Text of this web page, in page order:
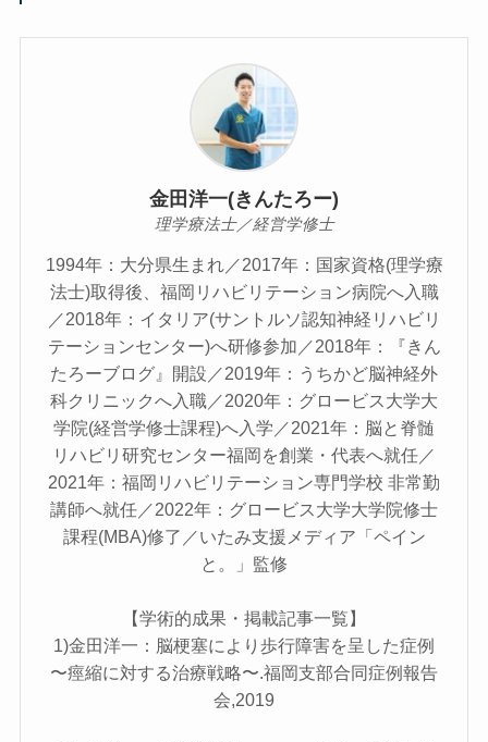
金田洋一(きんたろー)
理学療法士／経営学修士
1994年：大分県生まれ／2017年：国家資格(理学療
法士)取得後、福岡リハビリテーション病院へ入職
／2018年：イタリア(サントルソ認知神経リハビリ
テーションセンター)へ研修参加／2018年：『きん
たろーブログ』開設／2019年：うちかど脳神経外
科クリニックへ入職／2020年：グロービス大学大
学院(経営学修士課程)へ入学／2021年：脳と脊髄
リハビリ研究センター福岡を創業・代表へ就任／
2021年：福岡リハビリテーション専門学校 非常勤
講師へ就任／2022年：グロービス大学大学院修士
課程(MBA)修了／いたみ支援メディア「ペイン
と。」監修
【学術的成果・掲載記事一覧】
1)金田洋一：脳梗塞により歩行障害を呈した症例
〜痙縮に対する治療戦略〜.福岡支部合同症例報告
会,2019